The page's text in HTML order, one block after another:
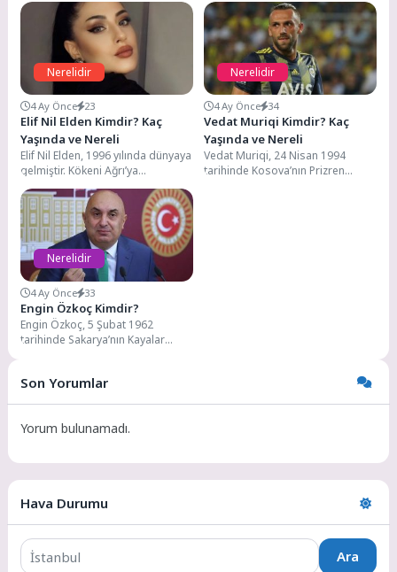
Nerelidir
4 Ay Önce 23
Elif Nil Elden Kimdir? Kaç
Yaşında ve Nereli
Elif Nil Elden, 1996 yılında dünyaya
gelmiştir. Kökeni Ağrı’ya
dayanmaktadır. Yaşamını ise
İstanbul’da sürdürmektedir. ...
Nerelidir
4 Ay Önce 34
Vedat Muriqi Kimdir? Kaç
Yaşında ve Nereli
Vedat Muriqi, 24 Nisan 1994
tarihinde Kosova’nın Prizren
Nerelidir
4 Ay Önce 33
Engin Özkoç Kimdir?
Engin Özkoç, 5 Şubat 1962
tarihinde Sakarya’nın Kayalar
Memduhiye...
Son Yorumlar
Yorum bulunamadı.
Hava Durumu
Ara